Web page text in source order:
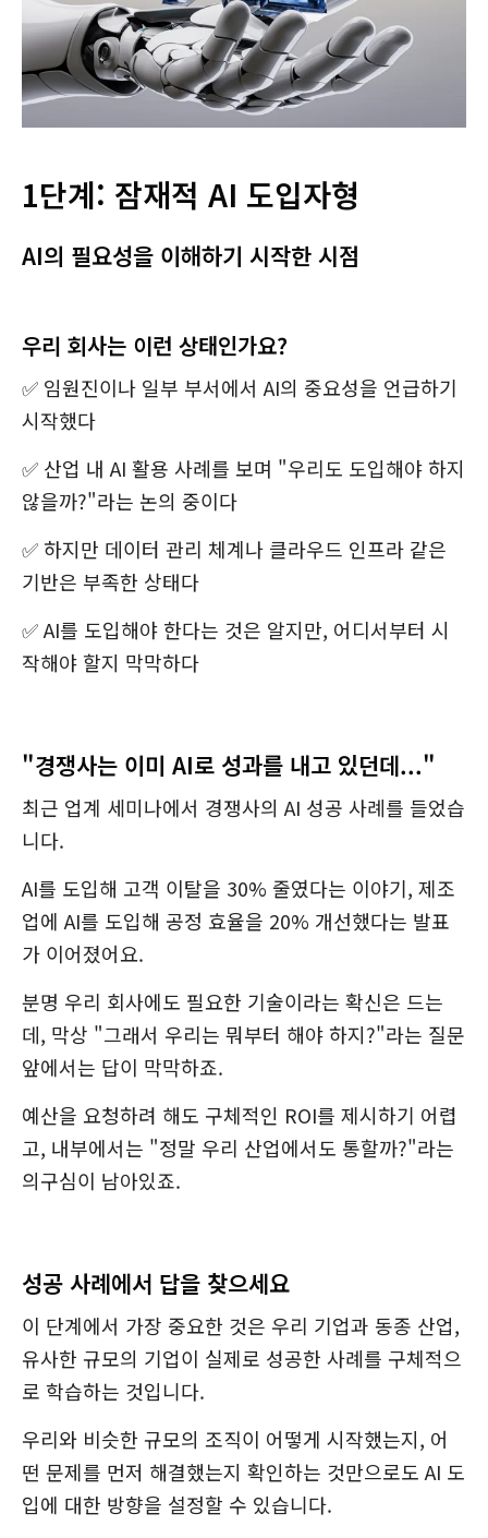
1단계: 잠재적 AI 도입자형
AI의 필요성을 이해하기 시작한 시점
우리 회사는 이런 상태인가요?
✅ 임원진이나 일부 부서에서 AI의 중요성을 언급하기
시작했다
✅ 산업 내 AI 활용 사례를 보며 "우리도 도입해야 하지
않을까?"라는 논의 중이다
✅ 하지만 데이터 관리 체계나 클라우드 인프라 같은
기반은 부족한 상태다
✅ AI를 도입해야 한다는 것은 알지만, 어디서부터 시
작해야 할지 막막하다
"경쟁사는 이미 AI로 성과를 내고 있던데..."
최근 업계 세미나에서 경쟁사의 AI 성공 사례를 들었습
니다.
AI를 도입해 고객 이탈을 30% 줄였다는 이야기, 제조
업에 AI를 도입해 공정 효율을 20% 개선했다는 발표
가 이어졌어요.
분명 우리 회사에도 필요한 기술이라는 확신은 드는
데, 막상 "그래서 우리는 뭐부터 해야 하지?"라는 질문
앞에서는 답이 막막하죠.
예산을 요청하려 해도 구체적인 ROI를 제시하기 어렵
고, 내부에서는 "정말 우리 산업에서도 통할까?"라는
의구심이 남아있죠.
성공 사례에서 답을 찾으세요
이 단계에서 가장 중요한 것은 우리 기업과 동종 산업,
유사한 규모의 기업이 실제로 성공한 사례를 구체적으
로 학습하는 것입니다.
우리와 비슷한 규모의 조직이 어떻게 시작했는지, 어
떤 문제를 먼저 해결했는지 확인하는 것만으로도 AI 도
입에 대한 방향을 설정할 수 있습니다.